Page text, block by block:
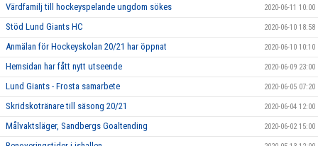
Värdfamilj till hockeyspelande ungdom sökes 2020-06-11 10:00
Stöd Lund Giants HC 2020-06-10 18:58
Anmälan för Hockeyskolan 20/21 har öppnat 2020-06-10 10:10
Hemsidan har fått nytt utseende 2020-06-09 23:00
Lund Giants - Frosta samarbete 2020-06-05 07:20
Skridskotränare till säsong 20/21 2020-06-04 12:00
Målvaktsläger, Sandbergs Goaltending 2020-06-02 15:00